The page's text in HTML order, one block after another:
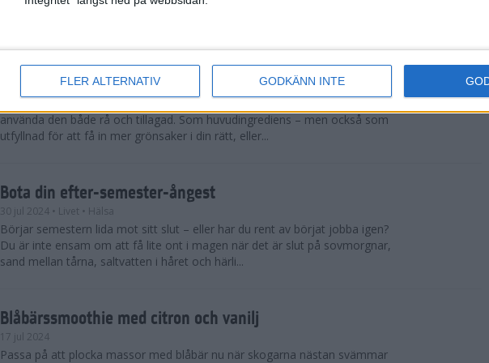
FLER ALTERNATIV GODKÄNN INTE
tips både till dig som satsar på ett rejält pers och t...
Enkla och goda zucchinirecept
• Livet• Recept
använda den både rå och tillagad. Som huvudingrediens – men också som
utfyllnad för att få in mer grönsaker i din rätt, eller...
Bota din efter-semester-ångest
30 jul 2024 • Livet • Hälsa
Börjar semestern lida mot sitt slut – eller har du rent av börjat jobba igen?
Du är inte ensam om att få lite ont i magen när det är slut på sovmorgnar,
sand mellan tårna, saltvatten i håret och härli...
Blåbärssmoothie med citron och vanilj
17 jul 2024
Passa på att plocka massor med blåbär nu när skogarna nästan svämmar